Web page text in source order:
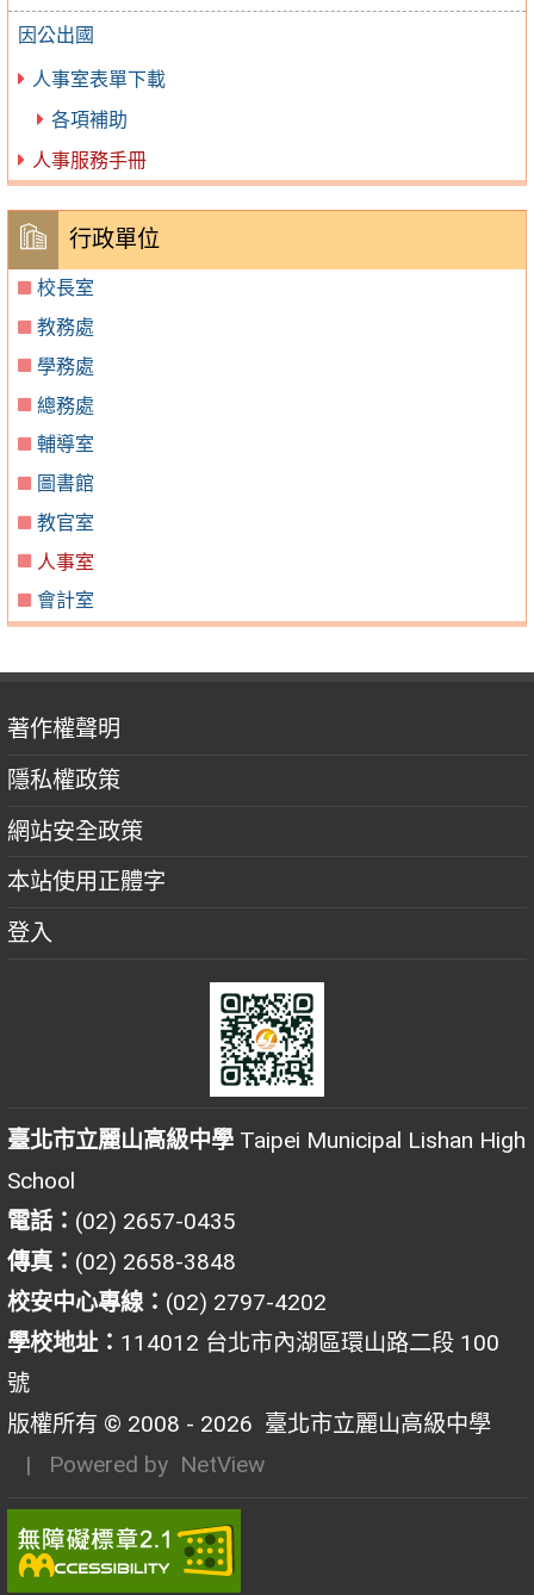
因公出國
人事室表單下載
各項補助
人事服務手冊
行政單位
校長室
教務處
學務處
總務處
輔導室
圖書館
教官室
人事室
會計室
著作權聲明
隱私權政策
網站安全政策
本站使用正體字
登入
臺北市立麗山高級中學 Taipei Municipal Lishan High
School
電話： (02) 2657-0435
傳真： (02) 2658-3848
校安中心專線： (02) 2797-4202
學校地址： 114012 台北市內湖區環山路二段 100
號
版權所有 © 2008 - 2026 臺北市立麗山高級中學
| Powered by NetView